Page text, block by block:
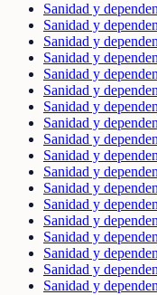
Sanidad y
Sanidad y
Sanidad y
Sanidad y
Sanidad y
Sanidad y
Sanidad y
Sanidad y
Sanidad y
Sanidad y
Sanidad y
Sanidad y
Sanidad y
Sanidad y
Sanidad y
Sanidad y
Sanidad y
Sanidad y